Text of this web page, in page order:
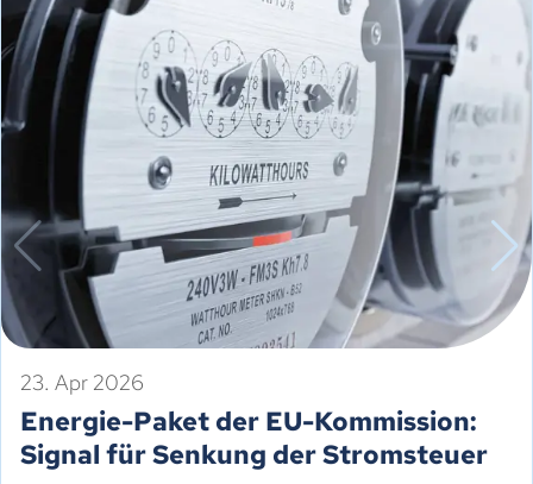
23. Apr 2026
Energie-Paket der EU-Kommission:
Signal für Senkung der Stromsteuer